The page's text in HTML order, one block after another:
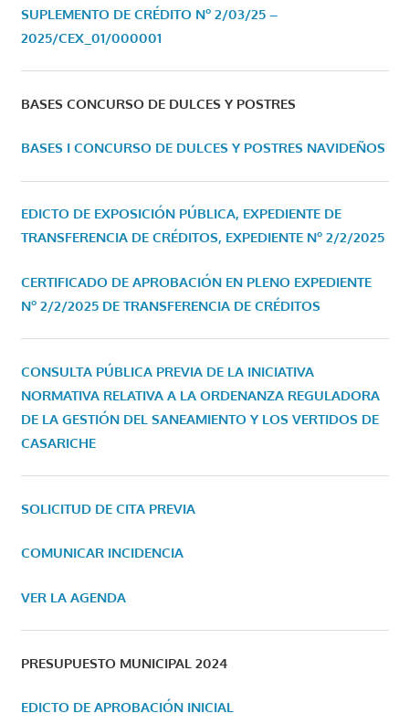
SUPLEMENTO DE CRÉDITO Nº 2/03/25 –
2025/CEX_01/000001
BASES CONCURSO DE DULCES Y POSTRES
BASES I CONCURSO DE DULCES Y POSTRES NAVIDEÑOS
EDICTO DE EXPOSICIÓN PÚBLICA, EXPEDIENTE DE
TRANSFERENCIA DE CRÉDITOS, EXPEDIENTE Nº 2/2/2025
CERTIFICADO DE APROBACIÓN EN PLENO EXPEDIENTE
Nº 2/2/2025 DE TRANSFERENCIA DE CRÉDITOS
CONSULTA PÚBLICA PREVIA DE LA INICIATIVA
NORMATIVA RELATIVA A LA ORDENANZA REGULADORA
DE LA GESTIÓN DEL SANEAMIENTO Y LOS VERTIDOS DE
CASARICHE
SOLICITUD DE CITA PREVIA
COMUNICAR INCIDENCIA
VER LA AGENDA
PRESUPUESTO MUNICIPAL 2024
EDICTO DE APROBACIÓN INICIAL